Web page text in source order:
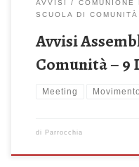
AVVISI
SCUOLA DI COMUNITÀ
Avvisi
Comunità – 9
Meeting Movimento
di Parrocchia